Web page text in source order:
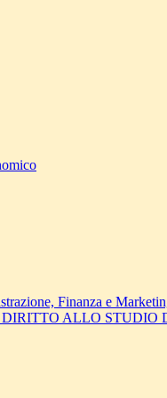
Finanza e
ALLO STUDIO